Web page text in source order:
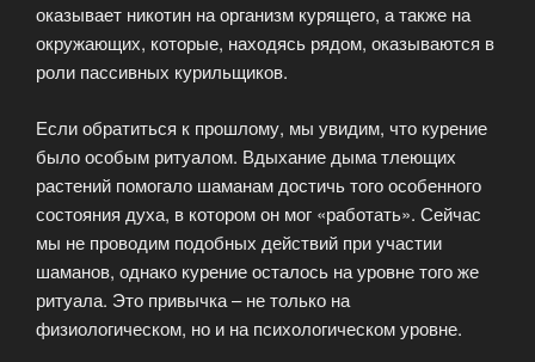
оказывает никотин на организм курящего, а также на
окружающих, которые, находясь рядом, оказываются в
роли пассивных курильщиков.
Если обратиться к прошлому, мы увидим, что курение
было особым ритуалом. Вдыхание дыма тлеющих
растений помогало шаманам достичь того особенного
состояния духа, в котором он мог «работать». Сейчас
мы не проводим подобных действий при участии
шаманов, однако курение осталось на уровне того же
ритуала. Это привычка – не только на
физиологическом, но и на психологическом уровне.